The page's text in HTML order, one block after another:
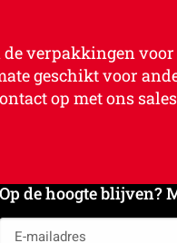
verpakkingen
geschikt voor
op met ons
Op de hoogte blijven?